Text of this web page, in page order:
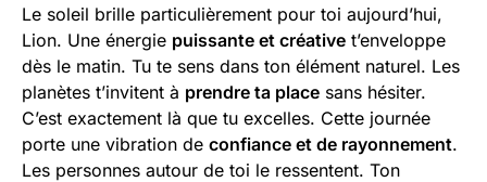
Le soleil brille particulièrement pour toi aujourd’hui,
Lion. Une énergie puissante et créative t’enveloppe
dès le matin. Tu te sens dans ton élément naturel. Les
planètes t’invitent à prendre ta place sans hésiter.
C’est exactement là que tu excelles. Cette journée
porte une vibration de confiance et de rayonnement.
Les personnes autour de toi le ressentent. Ton